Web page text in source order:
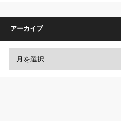
アーカイブ